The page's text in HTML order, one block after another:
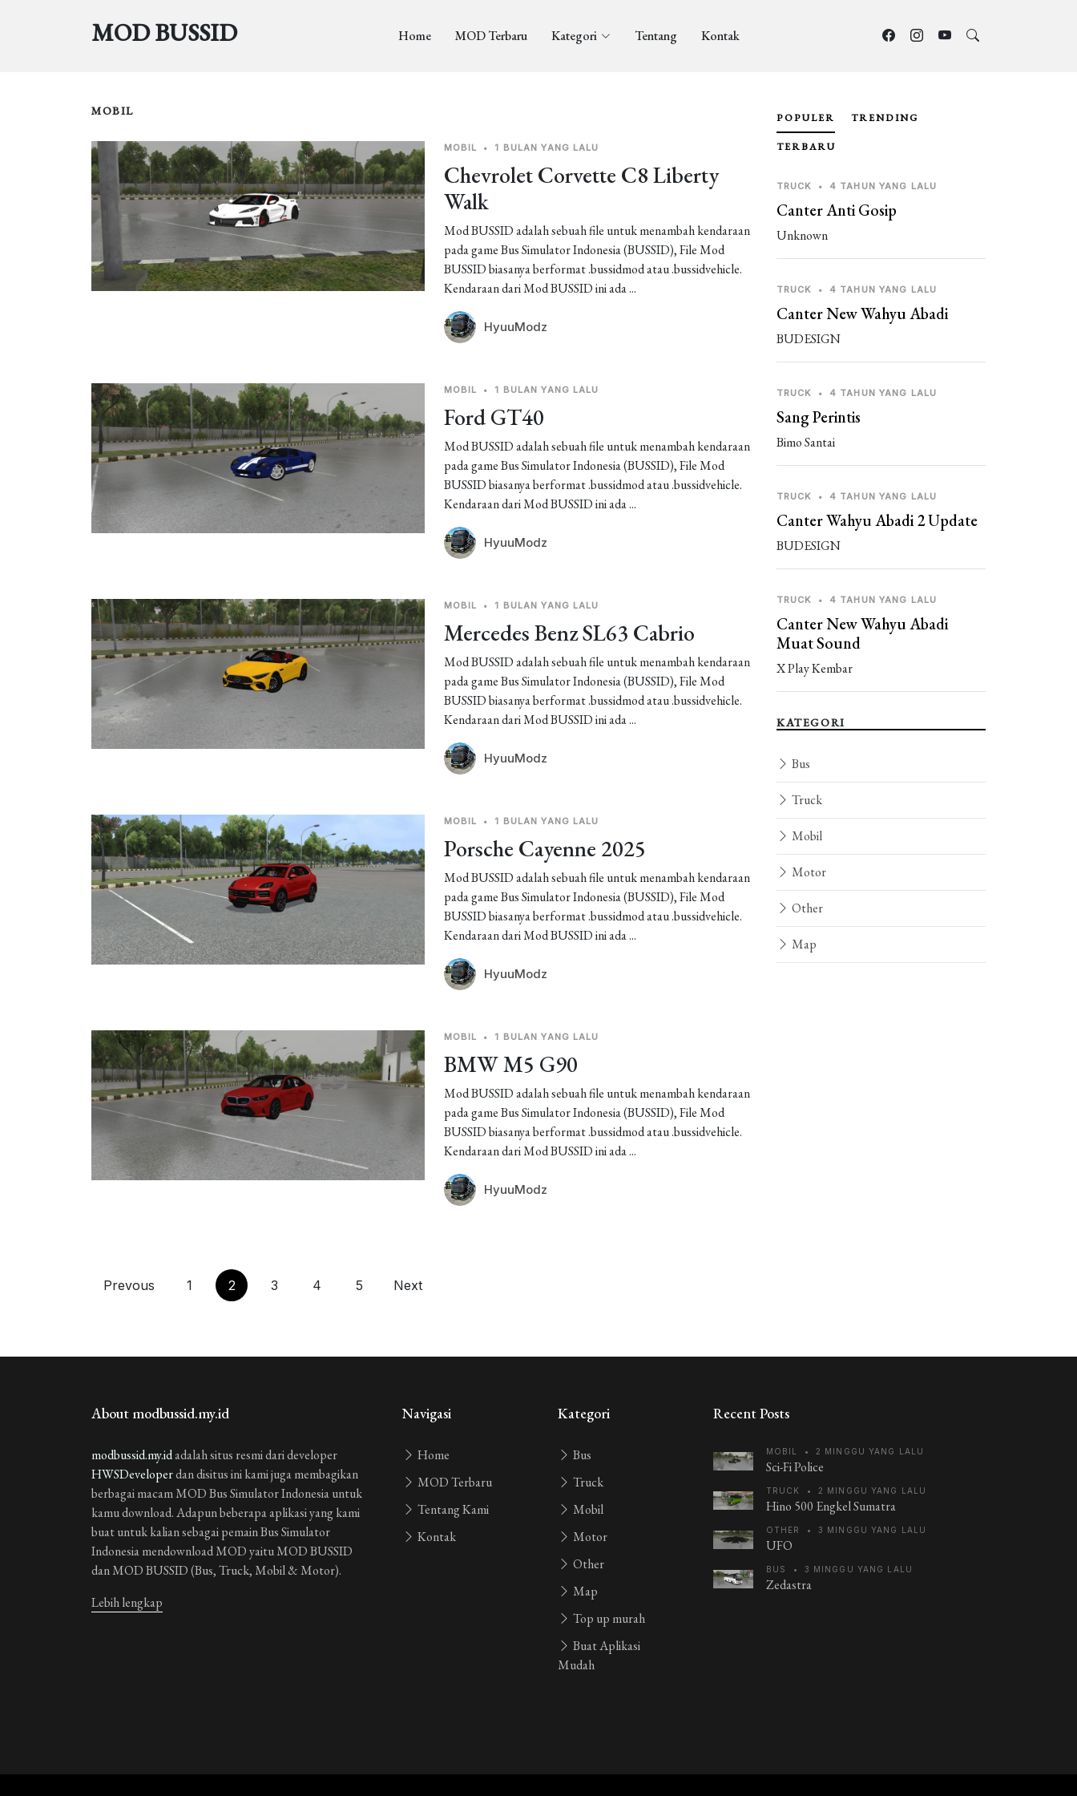
MOD BUSSID Home MOD Terbaru Kategori Tentang Kontak
MOBIL
MOBIL • 1 BULAN YANG LALU
Chevrolet Corvette C8 Liberty
Walk
Mod BUSSID adalah sebuah file untuk menambah kendaraan
pada game Bus Simulator Indonesia (BUSSID), File Mod
BUSSID biasanya berformat .bussidmod atau .bussidvehicle.
Kendaraan dari Mod BUSSID ini ada ...
HyuuModz
MOBIL • 1 BULAN YANG LALU
Ford GT40
Mod BUSSID adalah sebuah file untuk menambah kendaraan
pada game Bus Simulator Indonesia (BUSSID), File Mod
BUSSID biasanya berformat .bussidmod atau .bussidvehicle.
Kendaraan dari Mod BUSSID ini ada ...
HyuuModz
MOBIL • 1 BULAN YANG LALU
Mercedes Benz SL63 Cabrio
Mod BUSSID adalah sebuah file untuk menambah kendaraan
pada game Bus Simulator Indonesia (BUSSID), File Mod
BUSSID biasanya berformat .bussidmod atau .bussidvehicle.
Kendaraan dari Mod BUSSID ini ada ...
HyuuModz
MOBIL • 1 BULAN YANG LALU
Porsche Cayenne 2025
Mod BUSSID adalah sebuah file untuk menambah kendaraan
pada game Bus Simulator Indonesia (BUSSID), File Mod
BUSSID biasanya berformat .bussidmod atau .bussidvehicle.
Kendaraan dari Mod BUSSID ini ada ...
HyuuModz
MOBIL • 1 BULAN YANG LALU
BMW M5 G90
Mod BUSSID adalah sebuah file untuk menambah kendaraan
pada game Bus Simulator Indonesia (BUSSID), File Mod
BUSSID biasanya berformat .bussidmod atau .bussidvehicle.
Kendaraan dari Mod BUSSID ini ada ...
HyuuModz
Prevous 1 2 3 4 5 Next
POPULER TRENDING
TERBARU
TRUCK • 4 TAHUN YANG LALU
Canter Anti Gosip
Unknown
TRUCK • 4 TAHUN YANG LALU
Canter New Wahyu Abadi
BUDESIGN
TRUCK • 4 TAHUN YANG LALU
Sang Perintis
Bimo Santai
TRUCK • 4 TAHUN YANG LALU
Canter Wahyu Abadi 2 Update
BUDESIGN
TRUCK • 4 TAHUN YANG LALU
Canter New Wahyu Abadi
Muat Sound
X Play Kembar
KATEGORI
Bus
Truck
Mobil
Motor
Other
Map
About modbussid.my.id
modbussid.my.idadalah situs resmi dari developer
HWSDeveloperdan disitus ini kami juga membagikan
berbagai macam MOD Bus Simulator Indonesia untuk
kamu download. Adapun beberapa aplikasi yang kami
buat untuk kalian sebagai pemain Bus Simulator
Indonesia mendownload MOD yaitu MOD BUSSID
dan MOD BUSSID (Bus, Truck, Mobil & Motor).
Lebih lengkap
Navigasi
Home
MOD Terbaru
Tentang Kami
Kontak
Kategori
Bus
Truck
Mobil
Motor
Other
Map
Top up murah
Buat Aplikasi
Mudah
Recent Posts
MOBIL • 2 MINGGU YANG LALU
Sci-Fi Police
TRUCK • 2 MINGGU YANG LALU
Hino 500 Engkel Sumatra
OTHER • 3 MINGGU YANG LALU
UFO
BUS • 3 MINGGU YANG LALU
Zedastra